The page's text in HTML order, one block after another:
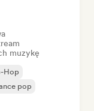
muzykę
Hop
pop